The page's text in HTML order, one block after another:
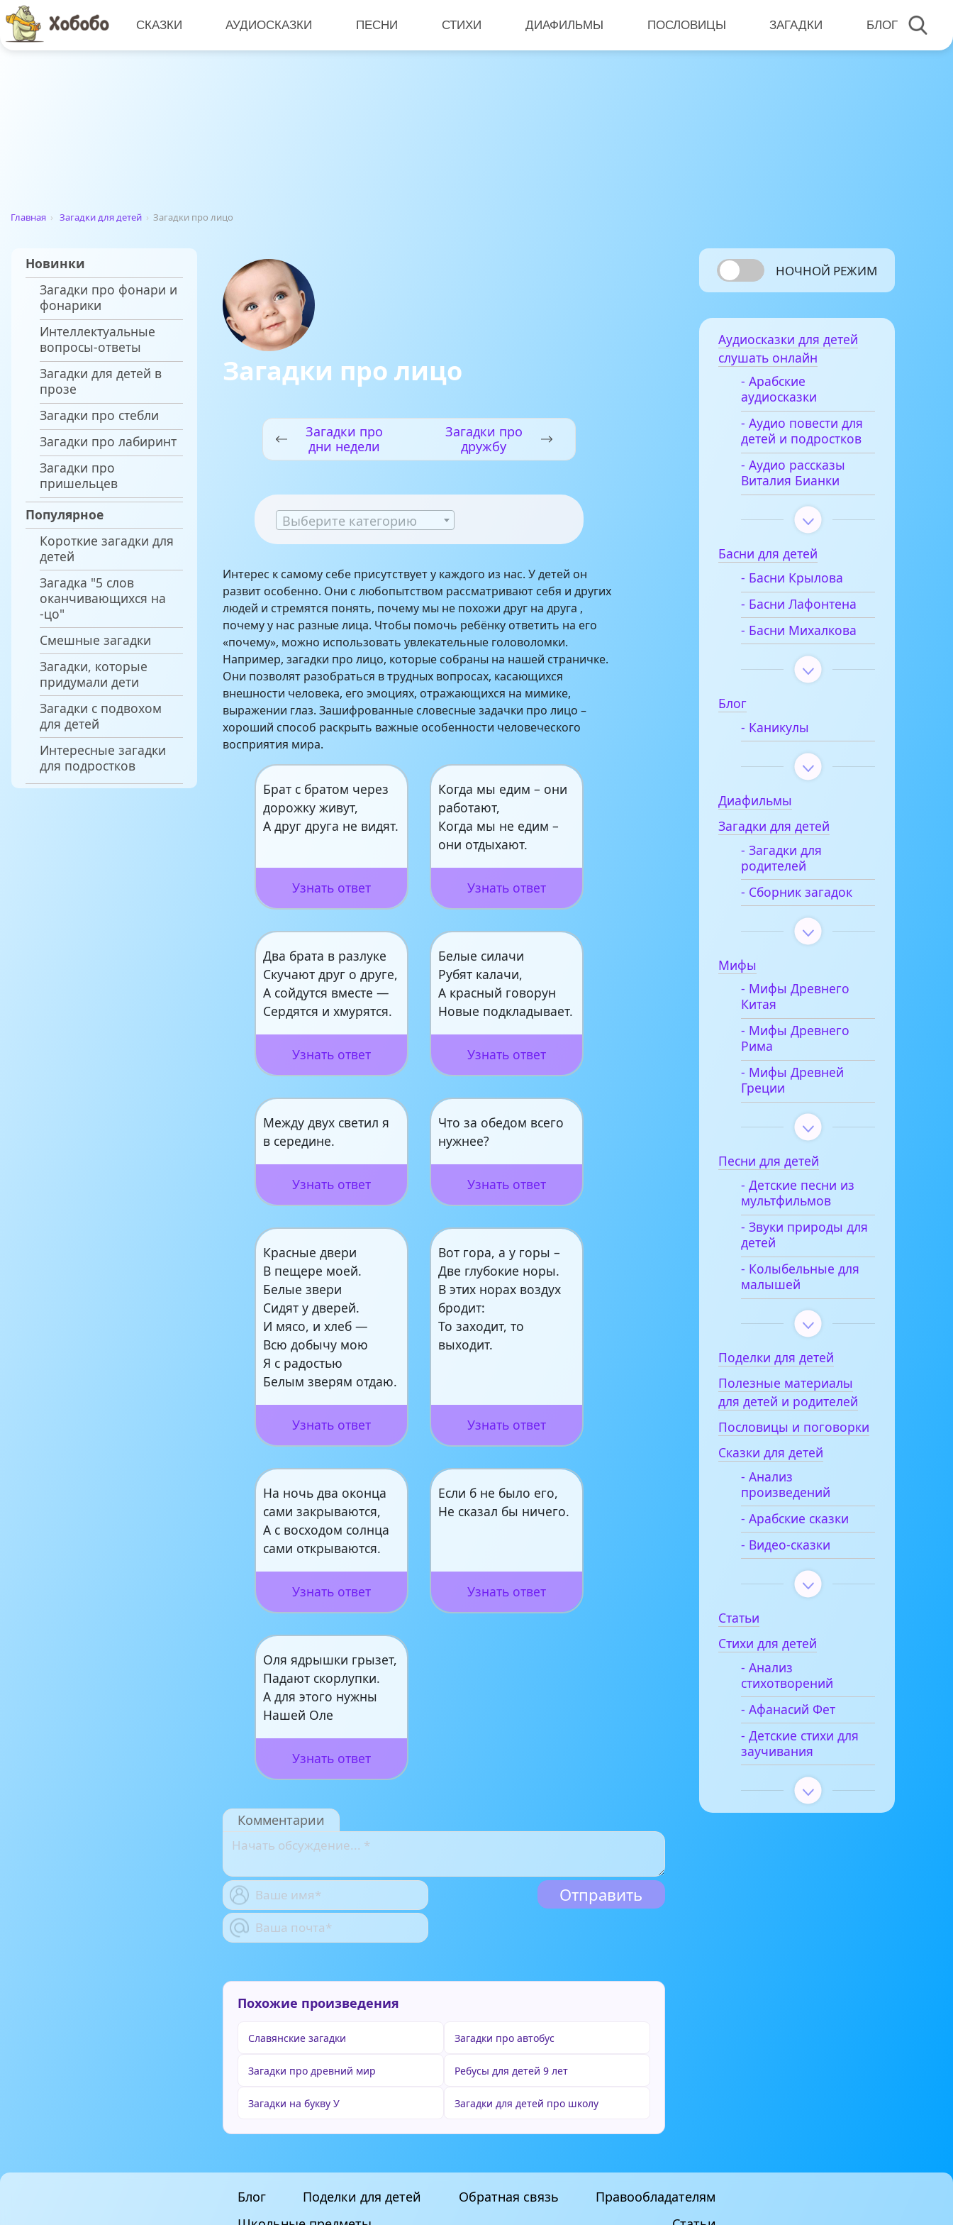
СКАЗКИ АУДИОСКАЗКИ ПЕСНИ СТИХИ ДИАФИЛЬМЫ ПОСЛОВИЦЫ ЗАГАДКИ БЛОГ
Главная › Загадки для детей › Загадки про лицо
Новинки
Загадки про фонари и
фонарики
Интеллектуальные
вопросы-ответы
Загадки для детей в
прозе
Загадки про стебли
Загадки про лабиринт
Загадки про
пришельцев
Популярное
Короткие загадки для
детей
Загадка "5 слов
оканчивающихся на
-цо"
Смешные загадки
Загадки, которые
придумали дети
Загадки с подвохом
для детей
Интересные загадки
для подростков
Загадки про лицо
Загадки про
дни недели
Загадки про
дружбу
Выберите категорию
Интерес к самому себе присутствует у каждого из нас. У детей он
развит особенно. Они с любопытством рассматривают себя и других
людей и стремятся понять, почему мы не похожи друг на друга ,
почему у нас разные лица. Чтобы помочь ребёнку ответить на его
«почему», можно использовать увлекательные головоломки.
Например, загадки про лицо, которые собраны на нашей страничке.
Они позволят разобраться в трудных вопросах, касающихся
внешности человека, его эмоциях, отражающихся на мимике,
выражении глаз. Зашифрованные словесные задачки про лицо –
хороший способ раскрыть важные особенности человеческого
восприятия мира.
Брат с братом через
дорожку живут,
А друг друга не видят.
Узнать ответ
Когда мы едим – они
работают,
Когда мы не едим –
они отдыхают.
Узнать ответ
Два брата в разлуке
Скучают друг о друге,
А сойдутся вместе —
Сердятся и хмурятся.
Узнать ответ
Белые силачи
Рубят калачи,
А красный говорун
Новые подкладывает.
Узнать ответ
Между двух светил я
в середине.
Узнать ответ
Что за обедом всего
нужнее?
Узнать ответ
Красные двери
В пещере моей.
Белые звери
Сидят у дверей.
И мясо, и хлеб —
Всю добычу мою
Я с радостью
Белым зверям отдаю.
Узнать ответ
Вот гора, а у горы –
Две глубокие норы.
В этих норах воздух
бродит:
То заходит, то
выходит.
Узнать ответ
На ночь два оконца
сами закрываются,
А с восходом солнца
сами открываются.
Узнать ответ
Если б не было его,
Не сказал бы ничего.
Узнать ответ
Оля ядрышки грызет,
Падают скорлупки.
А для этого нужны
Нашей Оле
Узнать ответ
Комментарии
Похожие произведения
Славянские загадки Загадки про автобус
Загадки про древний мир Ребусы для детей 9 лет
Загадки на букву У Загадки для детей про школу
НОЧНОЙ РЕЖИМ
Аудиосказки для детей
слушать онлайн
- Арабские
аудиосказки
- Аудио повести для
детей и подростков
- Аудио рассказы
Виталия Бианки
Басни для детей
- Басни Крылова
- Басни Лафонтена
- Басни Михалкова
Блог
- Каникулы
Диафильмы
Загадки для детей
- Загадки для
родителей
- Сборник загадок
Мифы
- Мифы Древнего
Китая
- Мифы Древнего
Рима
- Мифы Древней
Греции
Песни для детей
- Детские песни из
мультфильмов
- Звуки природы для
детей
- Колыбельные для
малышей
Поделки для детей
Полезные материалы
для детей и родителей
Пословицы и поговорки
Сказки для детей
- Анализ
произведений
- Арабские сказки
- Видео-сказки
Статьи
Стихи для детей
- Анализ
стихотворений
- Афанасий Фет
- Детские стихи для
заучивания
Блог Поделки для детей Обратная связь
Правообладателям